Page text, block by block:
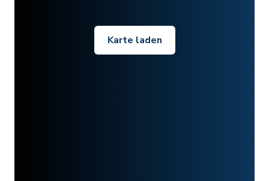
Karte laden